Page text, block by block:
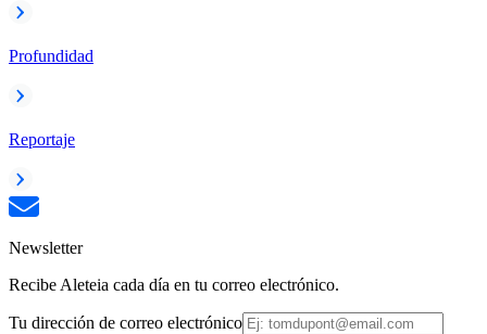
Profundidad
Reportaje
Newsletter
Recibe Aleteia cada día en tu correo electrónico.
Tu dirección de correo electrónico